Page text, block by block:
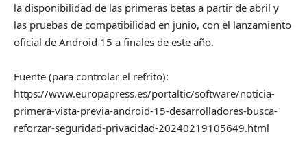
la disponibilidad de las primeras betas a partir de abril y
las pruebas de compatibilidad en junio, con el lanzamiento
oficial de Android 15 a finales de este año.
Fuente (para controlar el refrito):
https://www.europapress.es/portaltic/software/noticia-
primera-vista-previa-android-15-desarrolladores-busca-
reforzar-seguridad-privacidad-20240219105649.html